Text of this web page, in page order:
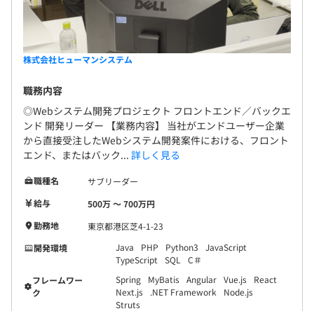
護休業の回数無制限、延長可、配偶者の出産休暇／
裁量労働制度／有給休暇の半休取得制度／成果に応
じたボーナス制度／時間短縮勤務制度／JOBチェン
ジを可能にするための教育／短時間で成果を上げる
株式会社ヒューマンシステム
職務内容
◎Webシステム開発プロジェクト フロントエンド／バックエ
ンド 開発リーダー 【業務内容】 当社がエンドユーザー企業
から直接受注したWebシステム開発案件における、フロント
エンド、またはバック... 詳しく見る
職種名
サブリーダー
給与
500万 〜 700万円
勤務地
東京都港区芝4-1-23
開発環境
Java PHP Python3
JavaScript
TypeScript
SQL
C＃
フレームワー
ク
Spring MyBatis Angular Vue.js
React
Next.js
.NET Framework
Node.js
Struts